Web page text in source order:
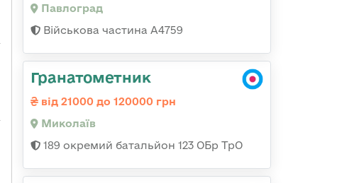
Павлоград
Військова частина А4759
Гранатометник
від 21000 до 120000 грн
Миколаїв
189 окремий батальйон 123 ОБр ТрО